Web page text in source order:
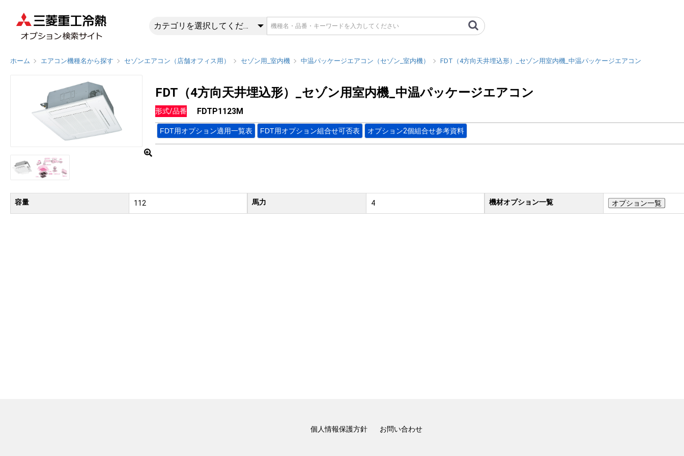
FDTP1123M | FDT（4方向天井埋込形）_セゾン用室内機_中温パッケ
カテゴリを選択してください
ホーム エアコン機種名から探す セゾンエアコン（店舗オフィス用） セゾン用_室内機 中温パッケージエアコン（セゾン_室内機） FDT（4方向天井埋込形）_セゾン用室内機_中温パッケージエアコン
FDT（4方向天井埋込形）_セゾン用室内機_中温パッケージエアコン
形式/品番 FDTP1123M
FDT用オプション適用一覧表 FDT用オプション組合せ可否表 オプション2個組合せ参考資料
容量 112 馬力 4 機材オプション一覧 オプション一覧
個人情報保護方針 お問い合わせ